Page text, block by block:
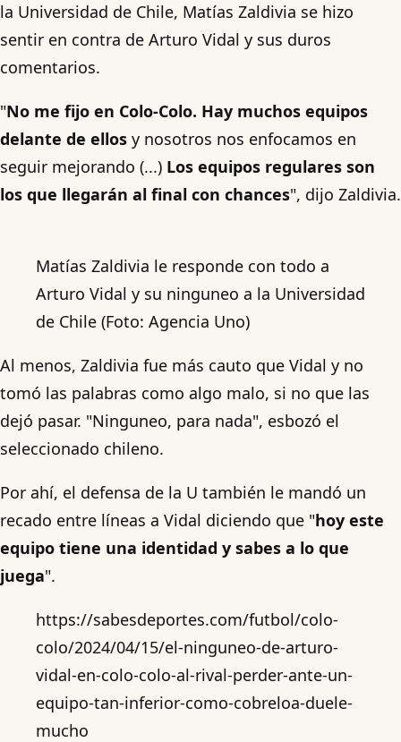
la Universidad de Chile, Matías Zaldivia se hizo
sentir en contra de Arturo Vidal y sus duros
comentarios.
"No me fijo en Colo-Colo. Hay muchos equipos
delante de ellos y nosotros nos enfocamos en
seguir mejorando (...) Los equipos regulares son
los que llegarán al final con chances", dijo Zaldivia.
Matías Zaldivia le responde con todo a
Arturo Vidal y su ninguneo a la Universidad
de Chile (Foto: Agencia Uno)
Al menos, Zaldivia fue más cauto que Vidal y no
tomó las palabras como algo malo, si no que las
dejó pasar. "Ninguneo, para nada", esbozó el
seleccionado chileno.
Por ahí, el defensa de la U también le mandó un
recado entre líneas a Vidal diciendo que "hoy este
equipo tiene una identidad y sabes a lo que
juega".
https://sabesdeportes.com/futbol/colo-
colo/2024/04/15/el-ninguneo-de-arturo-
vidal-en-colo-colo-al-rival-perder-ante-un-
equipo-tan-inferior-como-cobreloa-duele-
mucho